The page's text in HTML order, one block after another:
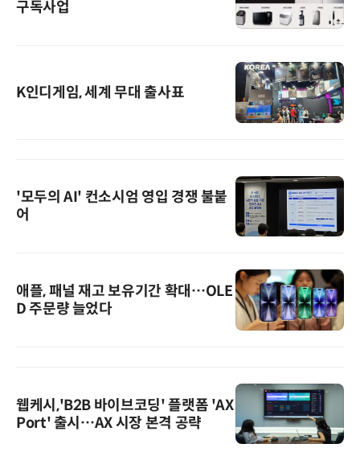
구독사업
K인디게임, 세계 무대 출사표
'모두의 AI' 컨소시엄 영입 경쟁 불붙
어
애플, 패널 재고 보유기간 확대…OLE
D 주문량 늘었다
웹케시,'B2B 바이브코딩' 플랫폼 'AX
Port' 출시…AX 시장 본격 공략